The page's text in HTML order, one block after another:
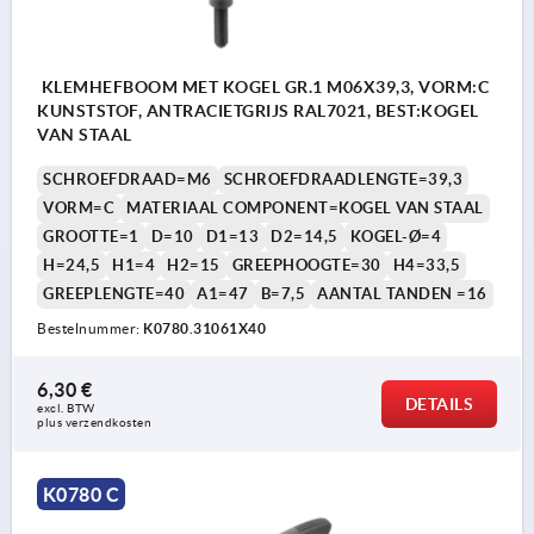
KLEMHEFBOOM MET KOGEL GR.1 M06X39,3, VORM:C
KUNSTSTOF, ANTRACIETGRIJS RAL7021, BEST:KOGEL
VAN STAAL
SCHROEFDRAAD=M6
SCHROEFDRAADLENGTE=39,3
VORM=C
MATERIAAL COMPONENT=KOGEL VAN STAAL
GROOTTE=1
D=10 D1=13 D2=14,5
KOGEL-Ø=4
H=24,5
H1=4 H2=15 GREEPHOOGTE=30
H4=33,5
GREEPLENGTE=40
A1=47 B=7,5 AANTAL TANDEN =16
Bestelnummer: K0780.31061X40
6,30 €
excl. BTW
plus verzendkosten
DETAILS
K0780 C